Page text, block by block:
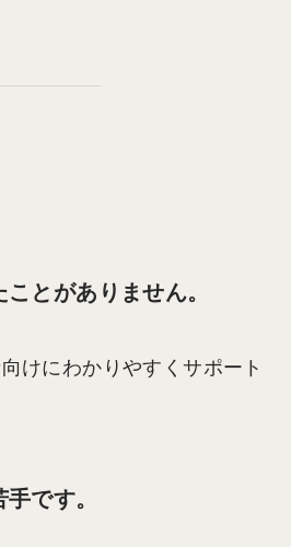
とがありません。
けにわかりやすくサポート
です。